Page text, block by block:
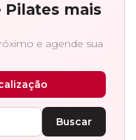
Pilates mais
e agende sua
Buscar